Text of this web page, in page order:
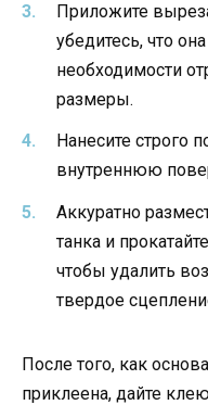
Приложите
убедитесь, что
необходимости
размеры.
Нанесите строго
внутреннюю
Аккуратно
танка и
чтобы удалить
твердое
После того, как
приклеена, дайте